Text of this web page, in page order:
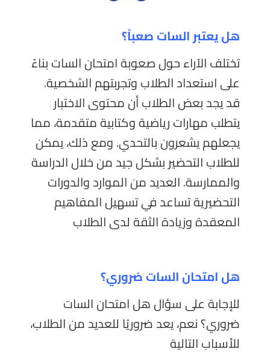
هل يعتبر السات صعباً؟
تختلف الآراء حول صعوبة امتحان السات بناءً
على استعداد الطلاب وتجربتهم الشخصية.
قد يجد بعض الطلاب أن محتوى الاختبار
يتطلب مهارات رياضية وكتابية متقدمة، مما
يجعلهم يشعرون بالتحدي. ومع ذلك، يمكن
للطلاب التحضير بشكل جيد من خلال الدراسة
والممارسة. العديد من الموارد والدورات
التحضيرية تساعد في تسهيل المفاهيم
المعقدة وزيادة الثقة لدى الطلاب
هل امتحان السات ضروري؟
للإجابة على سؤال هل امتحان السات
ضروري؟ نعم، يعد ضروريًا للعديد من الطلاب،
للأسباب التالية